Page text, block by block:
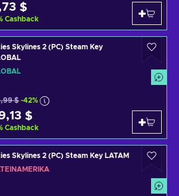
$
Cashback
Skylines 2 (PC) Steam Key
$ -42%
$
Cashback
Skylines 2 (PC) Steam Key LATAM